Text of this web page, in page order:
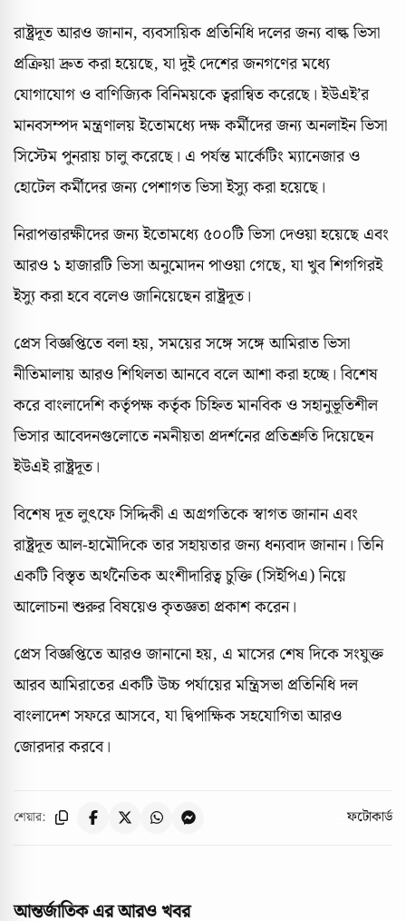
রাষ্ট্রদূত আরও জানান, ব্যবসায়িক প্রতিনিধি দলের জন্য বাল্ক ভিসা
প্রক্রিয়া দ্রুত করা হয়েছে, যা দুই দেশের জনগণের মধ্যে
যোগাযোগ ও বাণিজ্যিক বিনিময়কে ত্বরান্বিত করেছে। ইউএই’র
মানবসম্পদ মন্ত্রণালয় ইতোমধ্যে দক্ষ কর্মীদের জন্য অনলাইন ভিসা
সিস্টেম পুনরায় চালু করেছে। এ পর্যন্ত মার্কেটিং ম্যানেজার ও
হোটেল কর্মীদের জন্য পেশাগত ভিসা ইস্যু করা হয়েছে।
নিরাপত্তারক্ষীদের জন্য ইতোমধ্যে ৫০০টি ভিসা দেওয়া হয়েছে এবং
আরও ১ হাজারটি ভিসা অনুমোদন পাওয়া গেছে, যা খুব শিগগিরই
ইস্যু করা হবে বলেও জানিয়েছেন রাষ্ট্রদূত।
প্রেস বিজ্ঞপ্তিতে বলা হয়, সময়ের সঙ্গে সঙ্গে আমিরাত ভিসা
নীতিমালায় আরও শিথিলতা আনবে বলে আশা করা হচ্ছে। বিশেষ
করে বাংলাদেশি কর্তৃপক্ষ কর্তৃক চিহ্নিত মানবিক ও সহানুভূতিশীল
ভিসার আবেদনগুলোতে নমনীয়তা প্রদর্শনের প্রতিশ্রুতি দিয়েছেন
ইউএই রাষ্ট্রদূত।
বিশেষ দূত লুৎফে সিদ্দিকী এ অগ্রগতিকে স্বাগত জানান এবং
রাষ্ট্রদূত আল-হামৌদিকে তার সহায়তার জন্য ধন্যবাদ জানান। তিনি
একটি বিস্তৃত অর্থনৈতিক অংশীদারিত্ব চুক্তি (সিইপিএ) নিয়ে
আলোচনা শুরুর বিষয়েও কৃতজ্ঞতা প্রকাশ করেন।
প্রেস বিজ্ঞপ্তিতে আরও জানানো হয়, এ মাসের শেষ দিকে সংযুক্ত
আরব আমিরাতের একটি উচ্চ পর্যায়ের মন্ত্রিসভা প্রতিনিধি দল
বাংলাদেশ সফরে আসবে, যা দ্বিপাক্ষিক সহযোগিতা আরও
জোরদার করবে।
শেয়ার: ফটোকার্ড
আন্তর্জাতিক এর আরও খবর